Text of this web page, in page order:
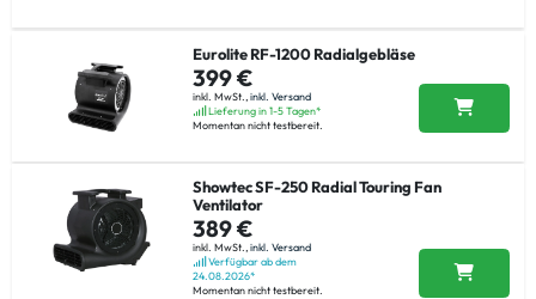
Eurolite RF-1200 Radialgebläse
399 €
inkl. MwSt., inkl. Versand
Lieferung in 1-5 Tagen*
Momentan nicht testbereit.
Showtec SF-250 Radial Touring Fan
Ventilator
389 €
inkl. MwSt., inkl. Versand
Verfügbar ab dem
24.08.2026*
Momentan nicht testbereit.